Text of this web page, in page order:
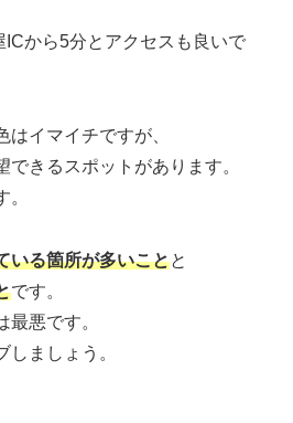
ICから5分とアクセスも良いで
イマイチですが、
きるスポットがあります。
いる箇所が多いことと
です。
悪です。
ましょう。